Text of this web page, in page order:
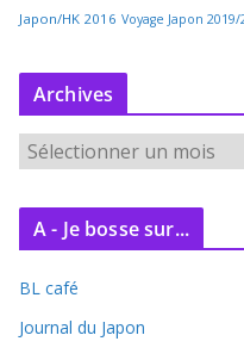
Japon/HK 2016 Voyage Japon 2019/
Archives
r
c
v
e
A - Je bosse sur...
BL café
Journal du Japon